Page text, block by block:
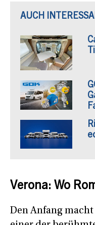
AUCH
Verona: Wo
Den Anfang